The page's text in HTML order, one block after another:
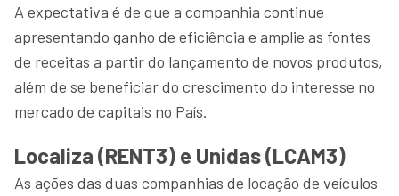
A expectativa é de que a companhia continue
apresentando ganho de eficiência e amplie as fontes
de receitas a partir do lançamento de novos produtos,
além de se beneficiar do crescimento do interesse no
mercado de capitais no País.
Localiza (RENT3) e Unidas (LCAM3)
As ações das duas companhias de locação de veículos